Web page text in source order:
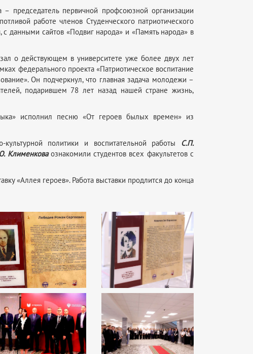
председатель первичной профсоюзной организации
работе членов Студенческого патриотического
с данными сайтов «Подвиг народа» и «Память народа» в
о действующем в университете уже более двух лет
федерального проекта «Патриотическое воспитание
Он подчеркнул, что главная задача молодежи –
подарившем 78 лет назад нашей стране жизнь,
исполнил песню «От героев былых времен» из
политики и воспитательной работы
С.П.
Клименковаознакомили студентов всех факультетов с
«Аллея героев». Работа выставки продлится до конца